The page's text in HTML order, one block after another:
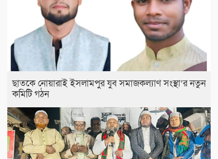
ছাতকে নোয়ারাই ইসলামপুর যুব সমাজকল্যাণ সংস্থা’র নতুন
কমিটি গঠন